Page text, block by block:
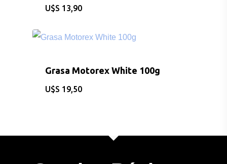
$ 13,90
Grasa Motorex White 100g
$ 19,50
BICICLETAS